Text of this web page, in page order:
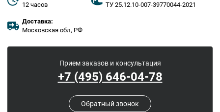
12 часов
ТУ 25.12.10-007-39770044-2021
Доставка:
Московская обл, РФ
Прием заказов и консультация
+7 (495) 646-04-78
Обратный звонок